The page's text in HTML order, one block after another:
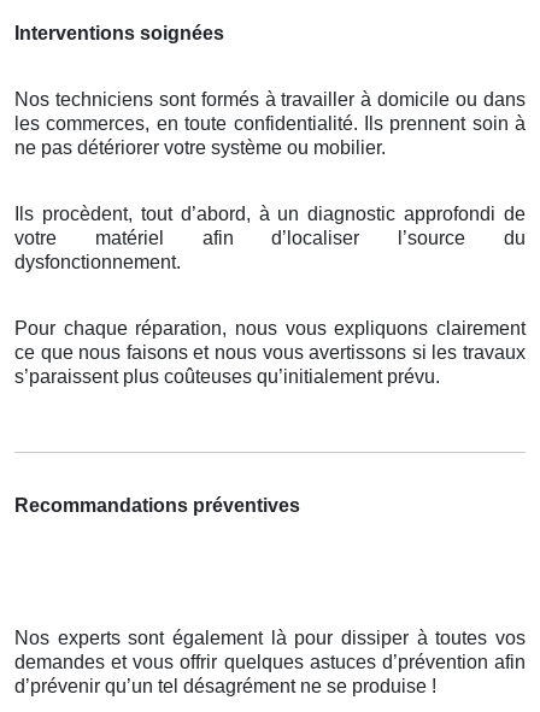
Interventions soignées
Nos techniciens sont formés à travailler à domicile ou dans
les commerces, en toute confidentialité. Ils prennent soin à
ne pas détériorer votre système ou mobilier.
Ils procèdent, tout d’abord, à un diagnostic approfondi de
votre matériel afin d’localiser l’source du
dysfonctionnement.
Pour chaque réparation, nous vous expliquons clairement
ce que nous faisons et nous vous avertissons si les travaux
s’paraissent plus coûteuses qu’initialement prévu.
Recommandations préventives
Nos experts sont également là pour dissiper à toutes vos
demandes et vous offrir quelques astuces d’prévention afin
d’prévenir qu’un tel désagrément ne se produise !